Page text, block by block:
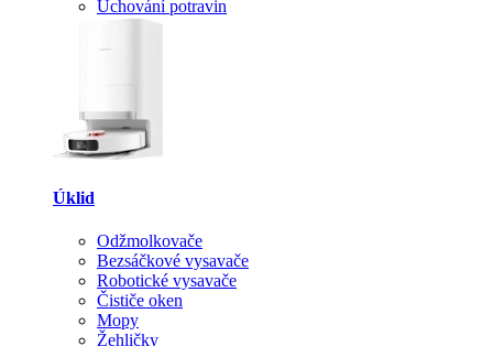
Uchování potravin
Úklid
Odžmolkovače
Bezsáčkové vysavače
Robotické vysavače
Čističe oken
Mopy
Žehličky